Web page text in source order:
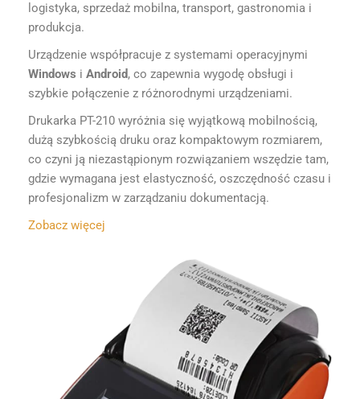
logistyka, sprzedaż mobilna, transport, gastronomia i
produkcja.
Urządzenie współpracuje z systemami operacyjnymi
Windows i Android, co zapewnia wygodę obsługi i
szybkie połączenie z różnorodnymi urządzeniami.
Drukarka PT-210 wyróżnia się wyjątkową mobilnością,
dużą szybkością druku oraz kompaktowym rozmiarem,
co czyni ją niezastąpionym rozwiązaniem wszędzie tam,
gdzie wymagana jest elastyczność, oszczędność czasu i
profesjonalizm w zarządzaniu dokumentacją.
Zobacz więcej